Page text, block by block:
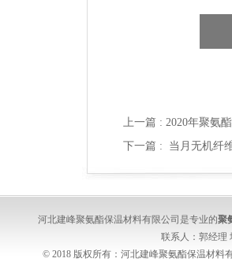
上一篇 : 2020年聚氨
下一篇 : 当月无机纤
河北建峰聚氨酯保温材料有限公司是专业的聚
联系人：郭经理
© 2018 版权所有：河北建峰聚氨酯保温材